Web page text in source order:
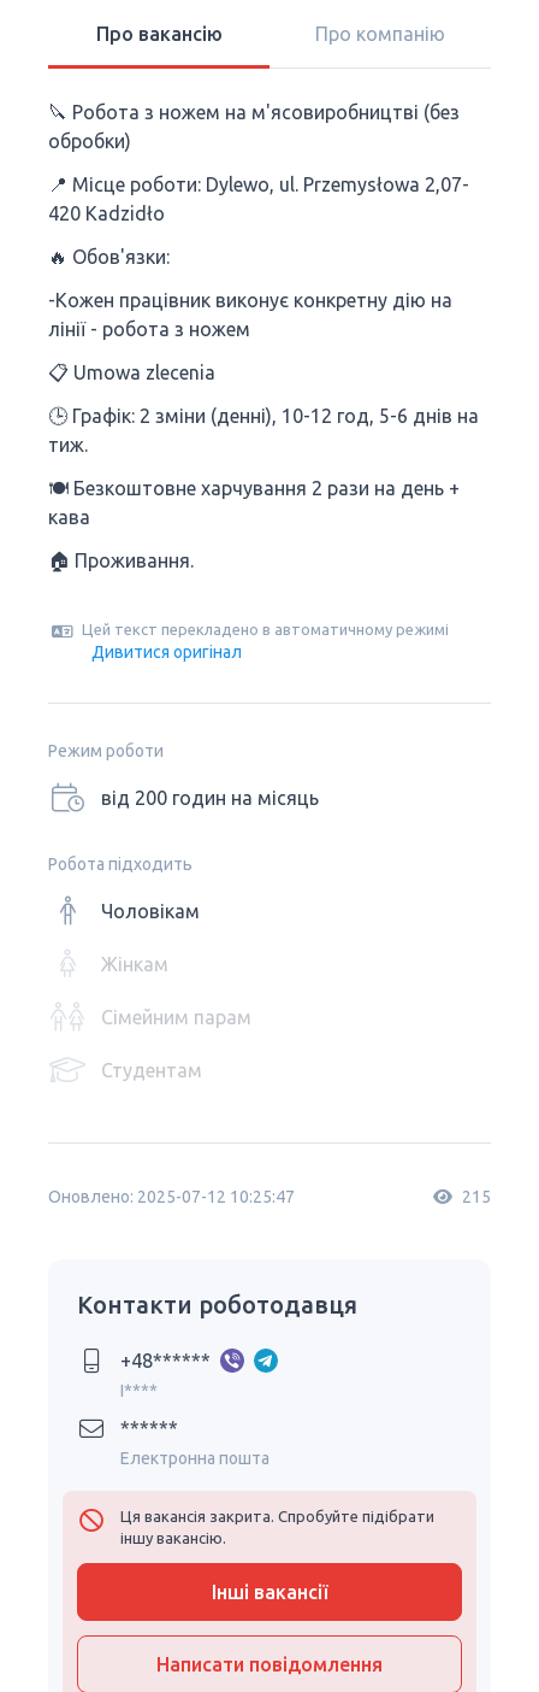
Про вакансію Про компанію
🔪 Робота з ножем на м'ясовиробництві (без
обробки)
📍 Місце роботи: Dylewo, ul. Przemysłowa 2,07-
420 Kadzidło
🔥 Обов'язки:
-Кожен працівник виконує конкретну дію на
лінії - робота з ножем
📋 Umowa zlecenia
🕒 Графік: 2 зміни (денні), 10-12 год, 5-6 днів на
тиж.
🍽 Безкоштовне харчування 2 рази на день +
кава
🏠 Проживання.
Цей текст перекладено в автоматичному режимі
Дивитися оригінал
Режим роботи
від 200 годин на місяць
Робота підходить
Чоловікам
Жінкам
Сімейним парам
Студентам
Оновлено: 2025-07-12 10:25:47 215
Контакти роботодавця
+48******
I****
******
Електронна пошта
Ця вакансія закрита. Спробуйте підібрати
іншу вакансію.
Інші вакансії
Написати повідомлення